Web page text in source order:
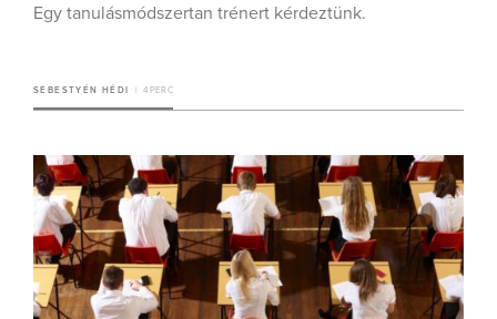
Egy tanulásmódszertan trénert kérdeztünk.
SEBESTYÉN HÉDI 4 PERC